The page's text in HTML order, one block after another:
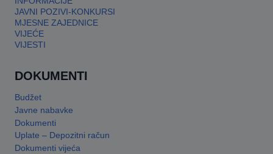
JAVNI POZIVI-KONKURSI
MJESNE ZAJEDNICE
VIJEĆE
VIJESTI
DOKUMENTI
Budžet
Javne nabavke
Dokumenti
Uplate – Depozitni račun
Dokumenti vijeća